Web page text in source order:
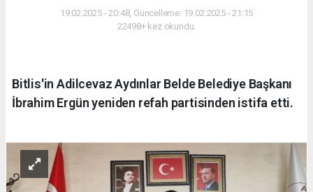
19.02.2025 - 20:48, Güncelleme: 19.02.2025 - 21:15
22498+ kez okundu.
Bitlis'in Adilcevaz Aydınlar Belde Belediye Başkanı
İbrahim Ergün yeniden refah partisinden istifa etti.